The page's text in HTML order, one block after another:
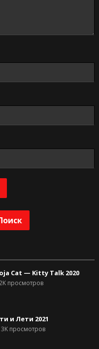
Cat — Kitty Talk 2020
просмотров
и Лети 2021
3Kпросмотров